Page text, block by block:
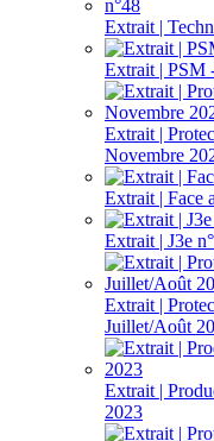
Extrait |
Extrait | PSM
Extrait |
Novembre
Extrait | Face
Extrait | J3e
Extrait |
Juillet/Août
Extrait |
2023